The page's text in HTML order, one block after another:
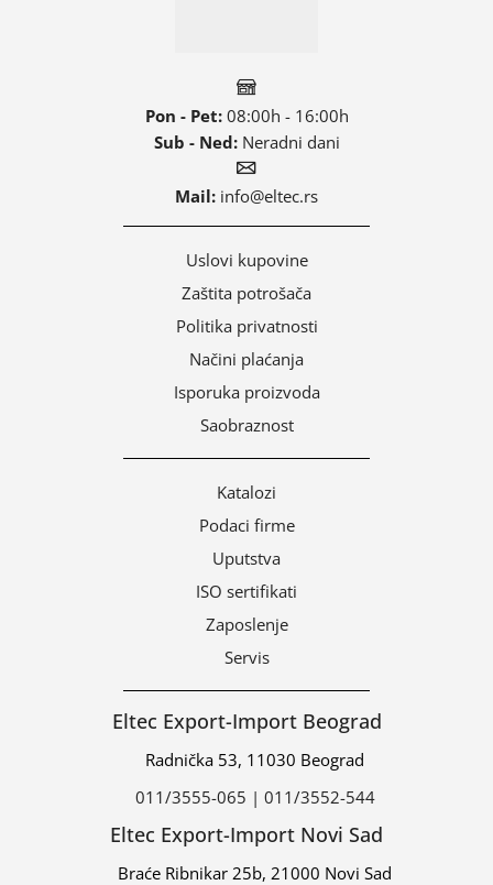
Pon - Pet:08:00h - 16:00h
Sub - Ned:Neradni dani
Mail: info@eltec.rs
Uslovi kupovine
Zaštita potrošača
Politika privatnosti
Načini plaćanja
Isporuka proizvoda
Saobraznost
Katalozi
Podaci firme
Uputstva
ISO sertifikati
Zaposlenje
Servis
Eltec Export-Import Beograd
Radnička 53, 11030 Beograd
011/3555-065 | 011/3552-544
Eltec Export-Import Novi Sad
Braće Ribnikar 25b, 21000 Novi Sad